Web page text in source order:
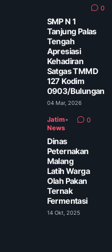
0
SMP N 1
Tanjung Palas
Tengah
Apresiasi
Kehadiran
Satgas TMMD
127 Kodim
0903/Bulungan
04 Mar, 2026
Jatim•
News
0
Dinas
Peternakan
Malang
Latih Warga
Olah Pakan
Ternak
Fermentasi
14 Okt, 2025